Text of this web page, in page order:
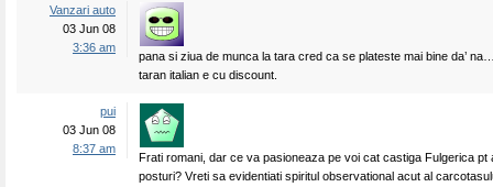
Vanzari auto
03 Jun 08
3:36 am
pana si ziua de munca la tara cred ca se plateste mai bine da’
taran italian e cu discount.
pui
03 Jun 08
8:37 am
Frati romani, dar ce va pasioneaza pe voi cat castiga Fulgerica pt
posturi? Vreti sa evidentiati spiritul observational acut al